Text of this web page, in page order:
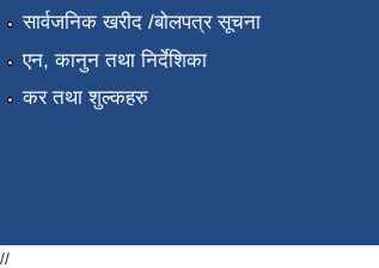
सार्वजनिक खरीद /बोलपत्र सूचना
एन, कानुन तथा निर्देशिका
कर तथा शुल्कहरु
//